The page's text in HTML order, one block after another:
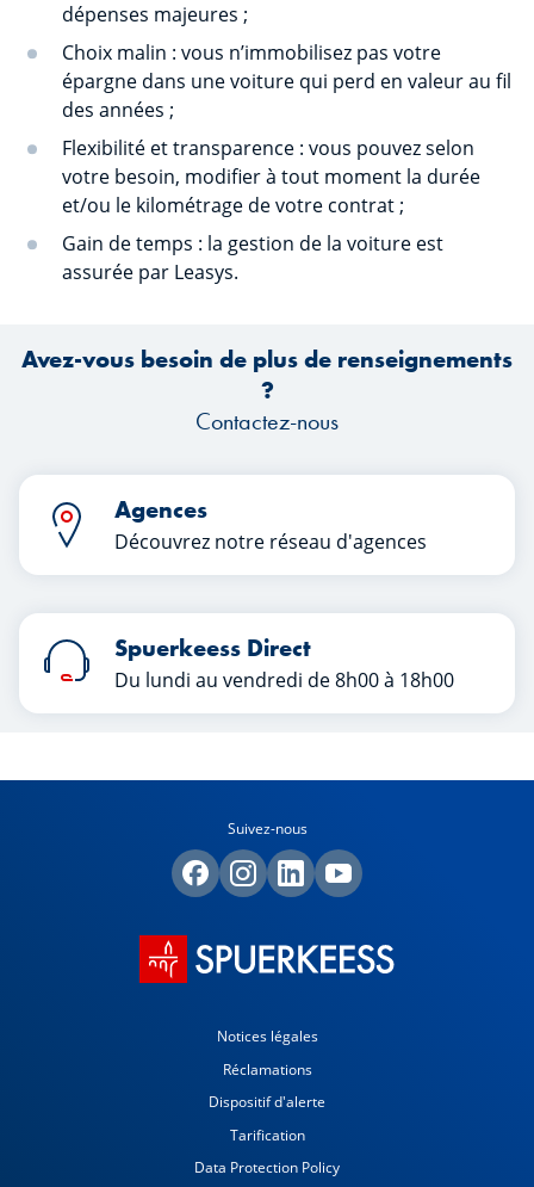
dépenses majeures ;
Choix malin : vous n’immobilisez pas votre
épargne dans une voiture qui perd en valeur au fil
des années ;
Flexibilité et transparence : vous pouvez selon
votre besoin, modifier à tout moment la durée
et/ou le kilométrage de votre contrat ;
Gain de temps : la gestion de la voiture est
assurée par Leasys.
Avez-vous besoin de plus de renseignements
?
Contactez-nous
Agences
Découvrez notre réseau d'agences
Spuerkeess Direct
Du lundi au vendredi de 8h00 à 18h00
Suivez-nous
Notices légales
Réclamations
Dispositif d'alerte
Tarification
Data Protection Policy